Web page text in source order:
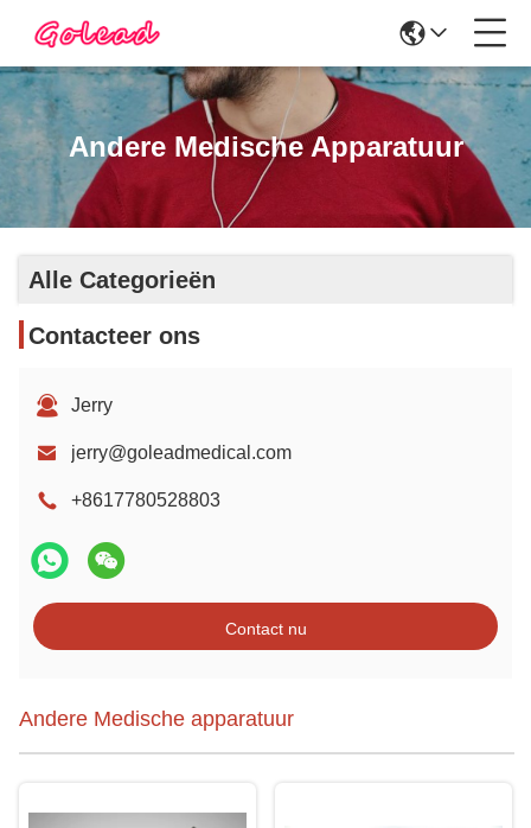
Andere Medische Apparatuur
Alle Categorieën
Contacteer ons
Jerry
jerry@goleadmedical.com
+8617780528803
Contact nu
Andere Medische apparatuur